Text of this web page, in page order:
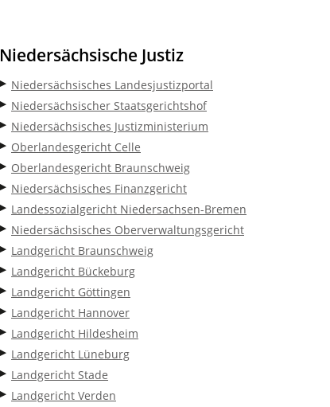
Niedersächsische Justiz
Niedersächsisches Landesjustizportal
Niedersächsischer Staatsgerichtshof
Niedersächsisches Justizministerium
Oberlandesgericht Celle
Oberlandesgericht Braunschweig
Niedersächsisches Finanzgericht
Landessozialgericht Niedersachsen-Bremen
Niedersächsisches Oberverwaltungsgericht
Landgericht Braunschweig
Landgericht Bückeburg
Landgericht Göttingen
Landgericht Hannover
Landgericht Hildesheim
Landgericht Lüneburg
Landgericht Stade
Landgericht Verden